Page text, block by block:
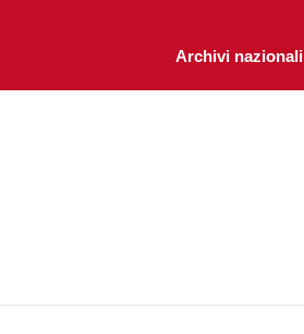
Archivi nazionali